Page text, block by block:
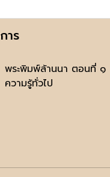
าร
พระพิมพ์ล้านนา ตอนที่ ๑
ความรู้ทั่วไป